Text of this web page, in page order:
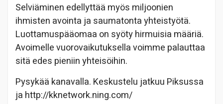
Selviäminen edellyttää myös miljoonien
ihmisten avointa ja saumatonta yhteistyötä.
Luottamuspääomaa on syöty hirmuisia määriä.
Avoimelle vuorovaikutuksella voimme palauttaa
sitä edes pieniin yhteisöihin.
Pysykää kanavalla. Keskustelu jatkuu Piksussa
ja http://kknetwork.ning.com/